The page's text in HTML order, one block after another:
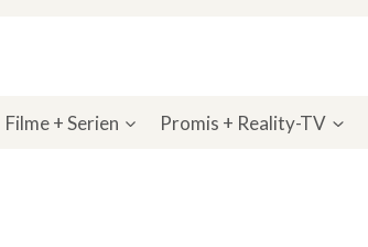
Filme + Serien Promis + Reality-TV